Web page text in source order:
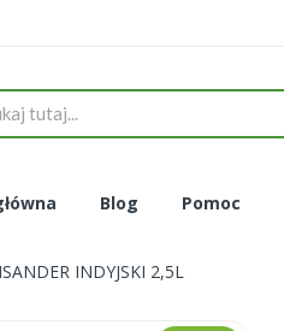
Blog Pomoc
INDYJSKI 2,5L